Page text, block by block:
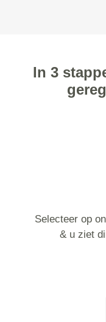
In 3
Selecteer op
& u ziet